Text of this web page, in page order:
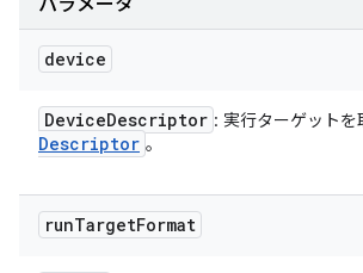
パラメータ
device
DeviceDescriptor : 実行ターゲットを
Descriptor 。
runTargetFormat